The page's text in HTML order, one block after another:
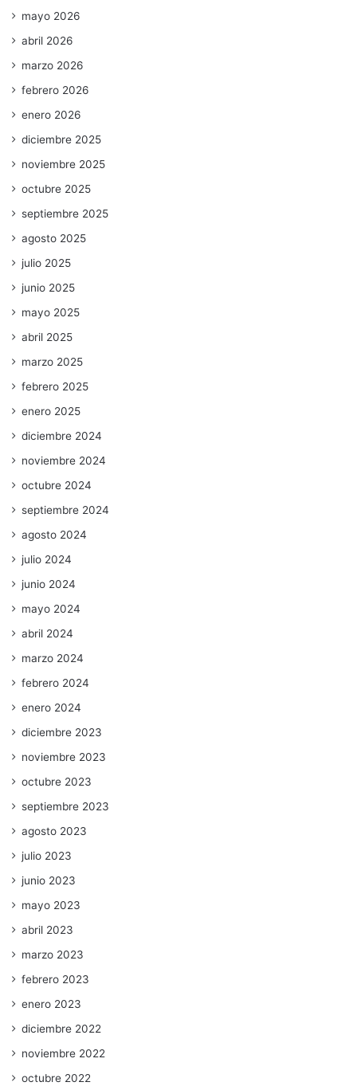
mayo 2026
abril 2026
marzo 2026
febrero 2026
enero 2026
diciembre 2025
noviembre 2025
octubre 2025
septiembre 2025
agosto 2025
julio 2025
junio 2025
mayo 2025
abril 2025
marzo 2025
febrero 2025
enero 2025
diciembre 2024
noviembre 2024
octubre 2024
septiembre 2024
agosto 2024
julio 2024
junio 2024
mayo 2024
abril 2024
marzo 2024
febrero 2024
enero 2024
diciembre 2023
noviembre 2023
octubre 2023
septiembre 2023
agosto 2023
julio 2023
junio 2023
mayo 2023
abril 2023
marzo 2023
febrero 2023
enero 2023
diciembre 2022
noviembre 2022
octubre 2022